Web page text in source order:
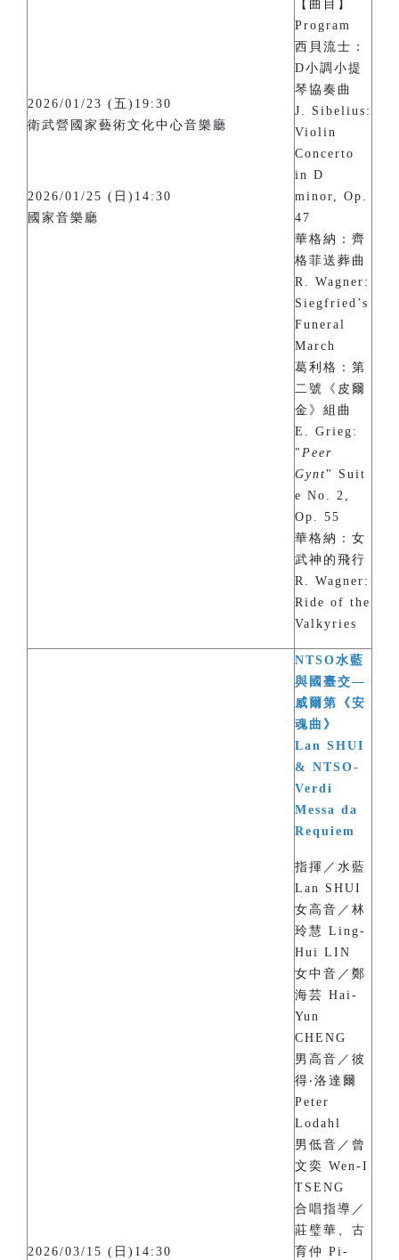
2026/01/23 (五)19:30
衛武營國家藝術文化中心音樂廳
2026/01/25 (日)14:30
國家音樂廳
【曲目】
Program
西貝流士：
D小調小提
琴協奏曲
J. Sibelius:
Violin
Concerto
in D
minor, Op.
47
華格納：齊
格菲送葬曲
R. Wagner:
Siegfried’s
Funeral
March
葛利格：第
二號《皮爾
金》組曲
E. Grieg:
" Peer
Gynt " Suit
e No. 2,
Op. 55
華格納：女
武神的飛行
R. Wagner:
Ride of the
Valkyries
2026/03/15 (日)14:30
NTSO水藍
與國臺交—
威爾第《安
魂曲》
Lan SHUI
& NTSO-
Verdi
Messa da
Requiem
指揮／水藍
Lan SHUI
女高音／林
玲慧 Ling-
Hui LIN
女中音／鄭
海芸 Hai-
Yun
CHENG
男高音／彼
得‧洛達爾
Peter
Lodahl
男低音／曾
文奕 Wen-I
TSENG
合唱指導／
莊璧華、古
育仲 Pi-